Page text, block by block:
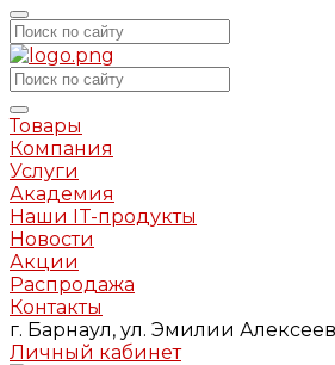
Товары
Компания
Услуги
Академия
Наши IT-продукты
Новости
Акции
Распродажа
Контакты
г. Барнаул, ул. Эмилии
Личный кабинет